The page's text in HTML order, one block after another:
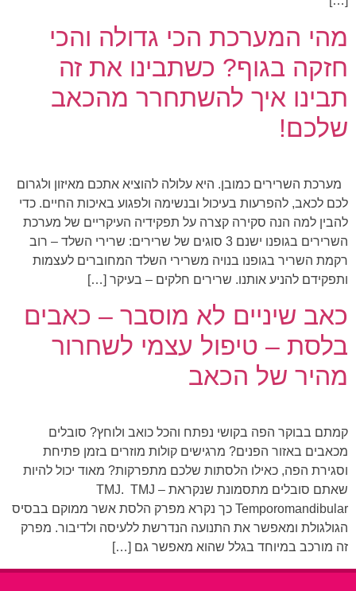
מהי המערכת הכי גדולה והכי
חזקה בגוף? כשתבינו את זה
תבינו איך להשתחרר מהכאב
שלכם!
מערכת השרירים כמובן. היא עלולה להוציא אתכם מאיזון ולגרום
לכם לכאב, להפרעות בעיכול ובנשימה ולפגוע באיכות החיים. כדי
להבין למה הנה סקירה קצרה על תפקידיה העיקריים של מערכת
השרירים בגופנו ישנם 3 סוגים של שרירים: שרירי השלד – רוב
רקמת השריר בגופנו בנויה משרירי השלד המחוברים לעצמות
ותפקידם להניע אותנו. שרירים חלקים – בעיקר […]
כאב שיניים לא מוסבר – כאבים
בלסת – טיפול עצמי לשחרור
מהיר של הכאב
קמתם בבוקר הפה בקושי נפתח והכל כואב ולוחץ? סובלים
מכאבים באזור הפנים? מרגישים קולות מוזרים בזמן פתיחת
וסגירת הפה, כאילו הלסתות שלכם מתפרקות? מאוד יכול להיות
שאתם סובלים מתסמונת שנקראת TMJ. TMJ –
Temporomandibular כך נקרא מפרק הלסת אשר ממוקם בבסיס
הגולגולת ומאפשר את התנועה הנדרשת ללעיסה ולדיבור. מפרק
זה מורכב במיוחד בגלל שהוא מאפשר גם […]